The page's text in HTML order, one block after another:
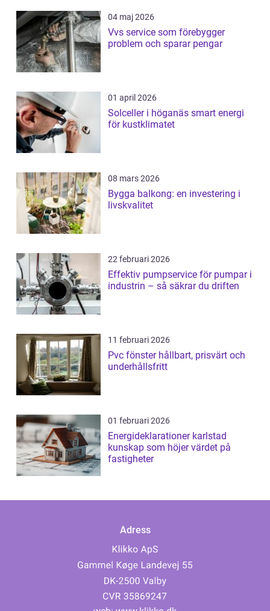
04 maj 2026
Vvs service som förebygger
problem och sparar pengar
01 april 2026
Solceller i höganäs smart energi
för kustklimatet
08 mars 2026
Bygga balkong: en investering i
livskvalitet
22 februari 2026
Effektiv pumpservice för pumpar i
industrin – så säkrar du driften
11 februari 2026
Pvc fönster hållbart, prisvärt och
underhållsfritt
01 februari 2026
Energideklarationer karlstad
kunskap som höjer värdet på
fastigheter
Adress